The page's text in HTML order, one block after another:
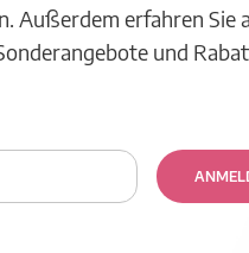
Außerdem erfahren Sie
und